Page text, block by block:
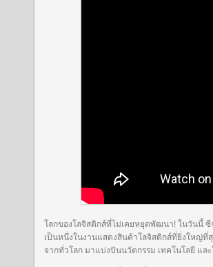
โลกของโลจิสติกส์ที่ไม่เคยหยุดพัฒนา! ในวันนี้
เป็นหนึ่งในงานแสดงสินค้าโลจิสติกส์ที่ยิ่งใหญ่ที่
จากทั่วโลก มาแบ่งปันนวัตกรรม เทคโนโลยี แ